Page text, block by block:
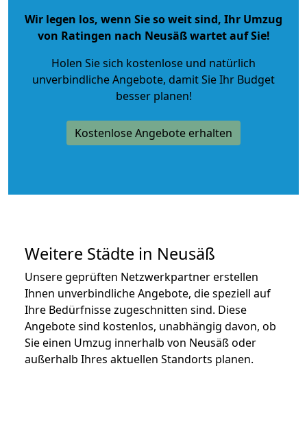
Wir legen los, wenn Sie so weit sind, Ihr Umzug
von Ratingen nach Neusäß wartet auf Sie!
Holen Sie sich kostenlose und natürlich
unverbindliche Angebote, damit Sie Ihr Budget
besser planen!
Kostenlose Angebote erhalten
Weitere Städte in Neusäß
Unsere geprüften Netzwerkpartner erstellen
Ihnen unverbindliche Angebote, die speziell auf
Ihre Bedürfnisse zugeschnitten sind. Diese
Angebote sind kostenlos, unabhängig davon, ob
Sie einen Umzug innerhalb von Neusäß oder
außerhalb Ihres aktuellen Standorts planen.